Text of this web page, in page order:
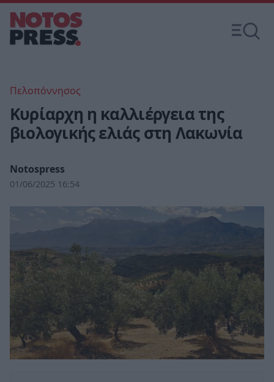
Πελοπόννησος
Κυρίαρχη η καλλιέργεια της
βιολογικής ελιάς στη Λακωνία
Notospress
01/06/2025 16:54